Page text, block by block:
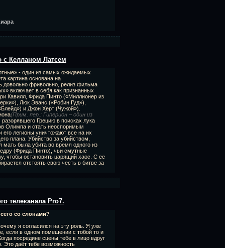
с Келланом Латсем
- один из самых ожидаемых
картина основана на
довольно фривольно, релиз фильма
включает в себя как признанных
Кавилл, Фрида Пинто («Миллионер из
Люк Эванс («Робин Гуд»),
и Джон Херт (Чужой»).
(Прим. пер.: Гиперион – один из
разорявшего Грецию в поисках лука
Олимпа и стать неоспоримым
легионы уничтожают все на их
плана. Убийство за убийством,
мать была убита во время одного из
(Фрида Пинто), чьи смутные
чтобы остановить царящий хаос. С ее
отстоять свою честь в битве за
телеканала Pro7.
со слонами?
я согласился на эту роль. Я уже
если в одном помещении с тобой то и
посредине сцены тебе в лицо вдруг
Это даёт тебе возможность